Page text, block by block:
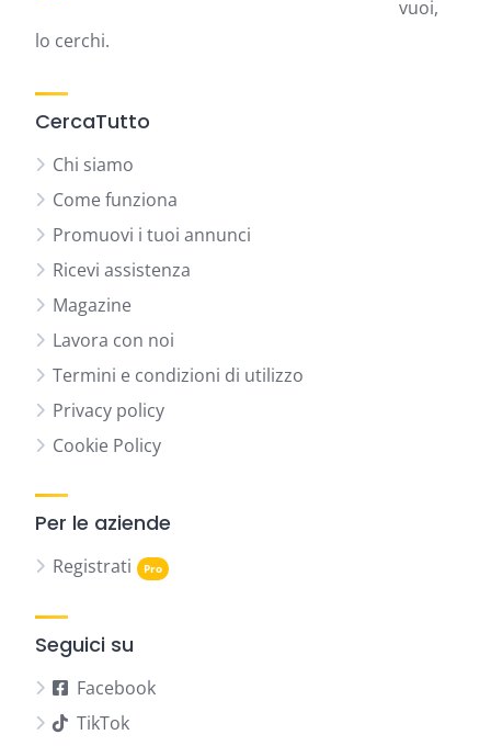
vuoi,
lo cerchi.
CercaTutto
Chi siamo
Come funziona
Promuovi i tuoi annunci
Ricevi assistenza
Magazine
Lavora con noi
Termini e condizioni di utilizzo
Privacy policy
Cookie Policy
Per le aziende
Registrati
Seguici su
Facebook
TikTok